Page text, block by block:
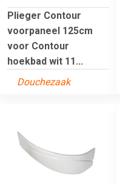
Plieger Contour
voorpaneel 125cm
voor Contour
hoekbad wit 11...
Douchezaak